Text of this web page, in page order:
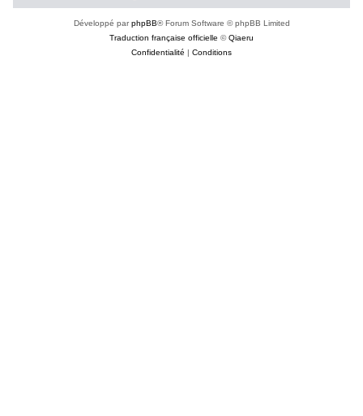
Développé parphpBB® Forum Software © phpBB Limited
Traduction française officielle ©Qiaeru
Confidentialité | Conditions